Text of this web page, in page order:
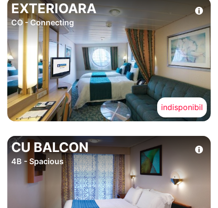
EXTERIOARA
CO - Connecting
indisponibil
CU BALCON
4B - Spacious